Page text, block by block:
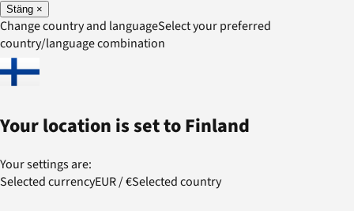
Stäng ×
Change country and languageSelect your preferred
country/language combination
Your location is set toFinland
Your settings are:
Selected currencyEUR/€Selected country